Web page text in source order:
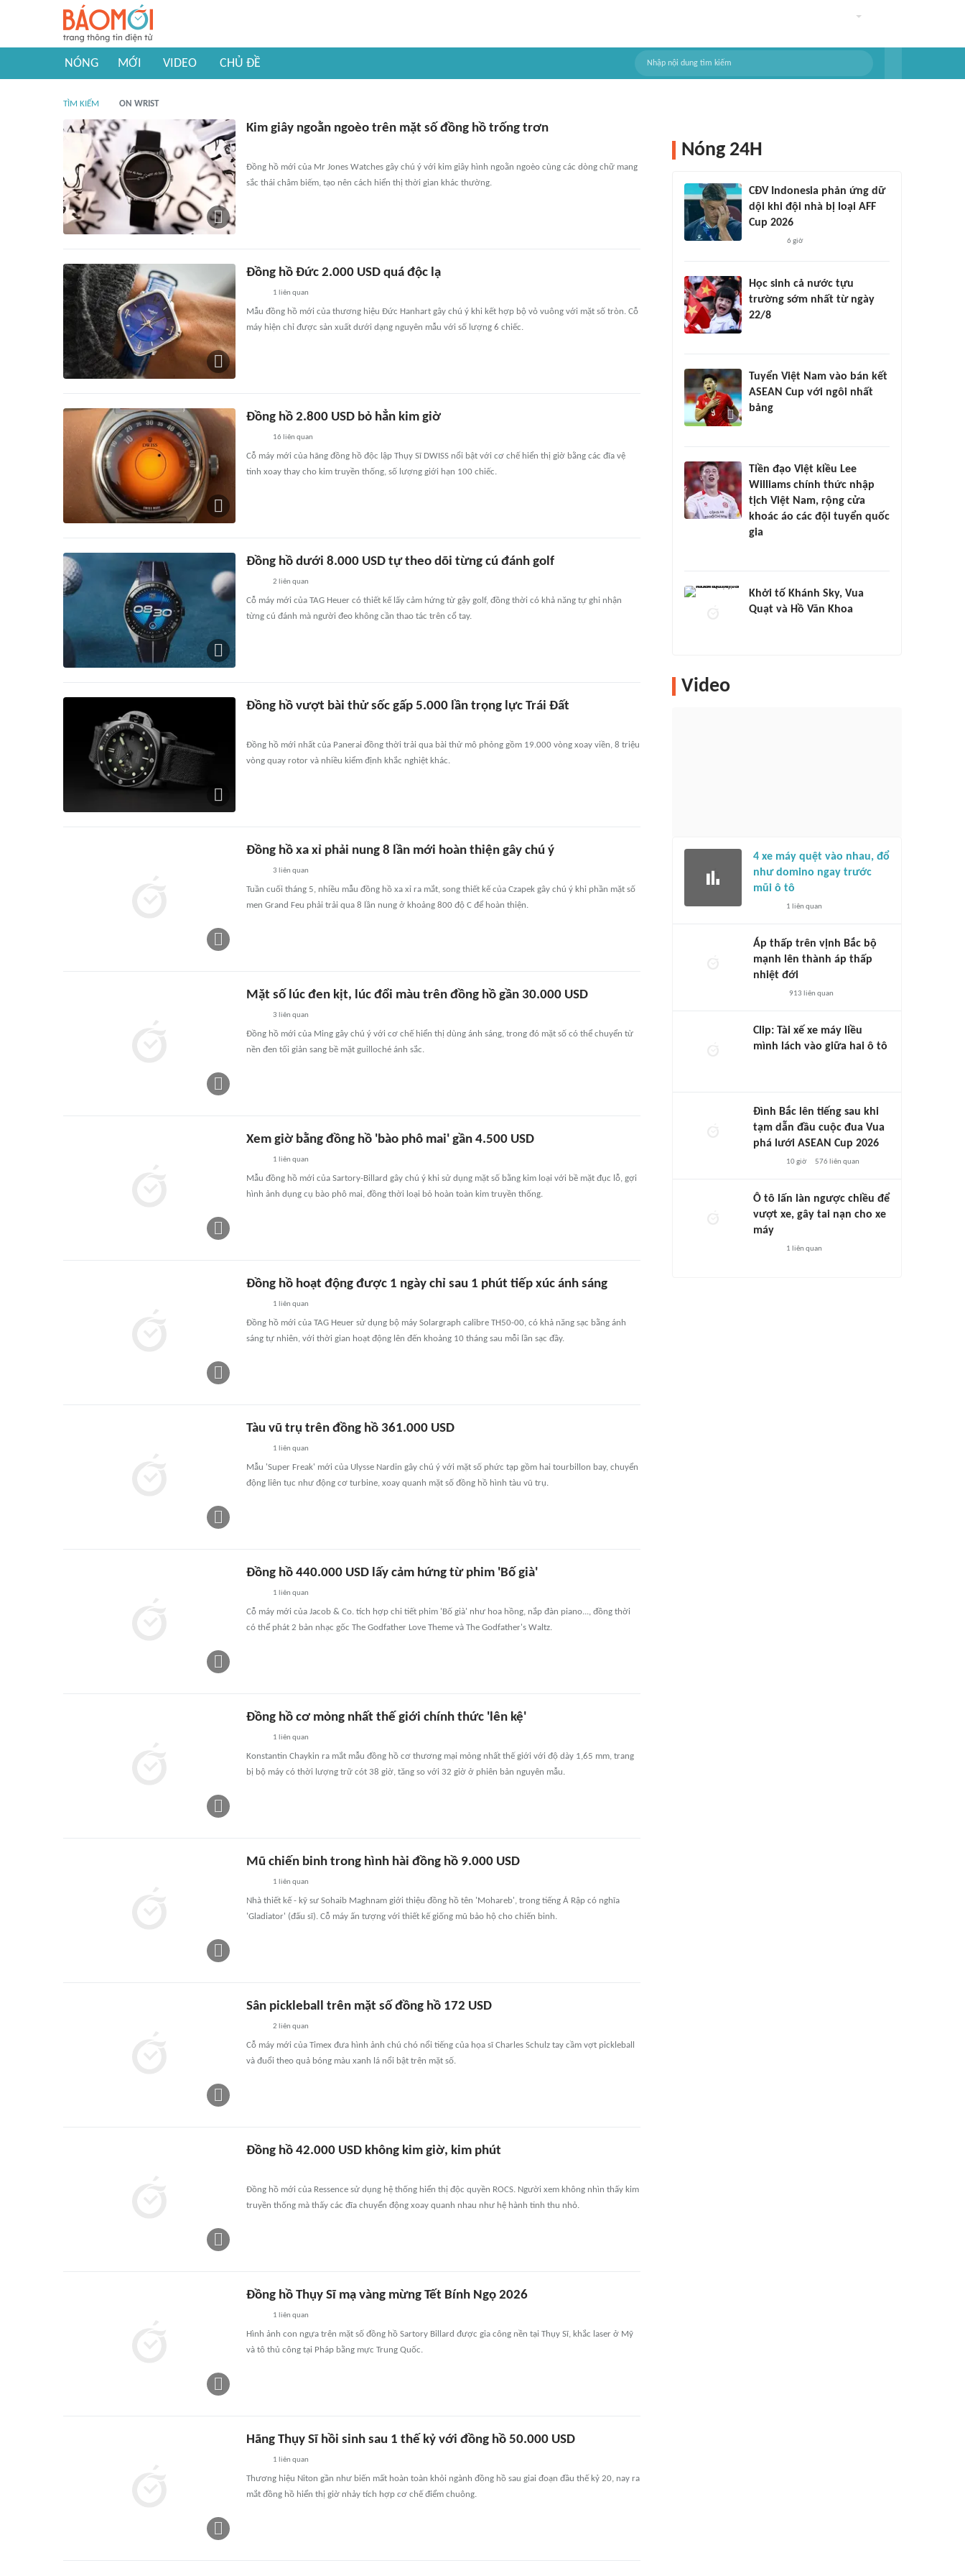
NÓNG MỚI VIDEO CHỦ ĐỀ
TÌM KIẾM ON WRIST
Kim giây ngoằn ngoèo trên mặt số đồng hồ trống trơn
Đồng hồ mới của Mr Jones Watches gây chú ý với kim giây hình ngoằn ngoèo cùng các dòng chữ mang
sắc thái châm biếm, tạo nên cách hiển thị thời gian khác thường.
Đồng hồ Đức 2.000 USD quá độc lạ
1 liên quan
Mẫu đồng hồ mới của thương hiệu Đức Hanhart gây chú ý khi kết hợp bộ vỏ vuông với mặt số tròn. Cỗ
máy hiện chỉ được sản xuất dưới dạng nguyên mẫu với số lượng 6 chiếc.
Đồng hồ 2.800 USD bỏ hẳn kim giờ
16 liên quan
Cỗ máy mới của hãng đồng hồ độc lập Thụy Sĩ DWISS nổi bật với cơ chế hiển thị giờ bằng các đĩa vệ
tinh xoay thay cho kim truyền thống, số lượng giới hạn 100 chiếc.
Đồng hồ dưới 8.000 USD tự theo dõi từng cú đánh golf
2 liên quan
Cỗ máy mới của TAG Heuer có thiết kế lấy cảm hứng từ gậy golf, đồng thời có khả năng tự ghi nhận
từng cú đánh mà người đeo không cần thao tác trên cổ tay.
Đồng hồ vượt bài thử sốc gấp 5.000 lần trọng lực Trái Đất
Đồng hồ mới nhất của Panerai đồng thời trải qua bài thử mô phỏng gồm 19.000 vòng xoay viền, 8 triệu
vòng quay rotor và nhiều kiểm định khắc nghiệt khác.
Đồng hồ xa xỉ phải nung 8 lần mới hoàn thiện gây chú ý
3 liên quan
Tuần cuối tháng 5, nhiều mẫu đồng hồ xa xỉ ra mắt, song thiết kế của Czapek gây chú ý khi phần mặt số
men Grand Feu phải trải qua 8 lần nung ở khoảng 800 độ C để hoàn thiện.
Mặt số lúc đen kịt, lúc đổi màu trên đồng hồ gần 30.000 USD
3 liên quan
Đồng hồ mới của Ming gây chú ý với cơ chế hiển thị dùng ánh sáng, trong đó mặt số có thể chuyển từ
nền đen tối giản sang bề mặt guilloché ánh sắc.
Xem giờ bằng đồng hồ 'bào phô mai' gần 4.500 USD
1 liên quan
Mẫu đồng hồ mới của Sartory-Billard gây chú ý khi sử dụng mặt số bằng kim loại với bề mặt đục lỗ, gợi
hình ảnh dụng cụ bào phô mai, đồng thời loại bỏ hoàn toàn kim truyền thống.
Đồng hồ hoạt động được 1 ngày chỉ sau 1 phút tiếp xúc ánh sáng
1 liên quan
Đồng hồ mới của TAG Heuer sử dụng bộ máy Solargraph calibre TH50-00, có khả năng sạc bằng ánh
sáng tự nhiên, với thời gian hoạt động lên đến khoảng 10 tháng sau mỗi lần sạc đầy.
Tàu vũ trụ trên đồng hồ 361.000 USD
1 liên quan
Mẫu 'Super Freak' mới của Ulysse Nardin gây chú ý với mặt số phức tạp gồm hai tourbillon bay, chuyển
động liên tục như động cơ turbine, xoay quanh mặt số đồng hồ hình tàu vũ trụ.
Đồng hồ 440.000 USD lấy cảm hứng từ phim 'Bố già'
1 liên quan
Cỗ máy mới của Jacob & Co. tích hợp chi tiết phim 'Bố già' như hoa hồng, nắp đàn piano..., đồng thời
có thể phát 2 bản nhạc gốc The Godfather Love Theme và The Godfather's Waltz.
Đồng hồ cơ mỏng nhất thế giới chính thức 'lên kệ'
1 liên quan
Konstantin Chaykin ra mắt mẫu đồng hồ cơ thương mại mỏng nhất thế giới với độ dày 1,65 mm, trang
bị bộ máy có thời lượng trữ cót 38 giờ, tăng so với 32 giờ ở phiên bản nguyên mẫu.
Mũ chiến binh trong hình hài đồng hồ 9.000 USD
1 liên quan
Nhà thiết kế - kỹ sư Sohaib Maghnam giới thiệu đồng hồ tên 'Mohareb', trong tiếng Ả Rập có nghĩa
'Gladiator' (đấu sĩ). Cỗ máy ấn tượng với thiết kế giống mũ bảo hộ cho chiến binh.
Sân pickleball trên mặt số đồng hồ 172 USD
2 liên quan
Cỗ máy mới của Timex đưa hình ảnh chú chó nổi tiếng của họa sĩ Charles Schulz tay cầm vợt pickleball
và đuổi theo quả bóng màu xanh lá nổi bật trên mặt số.
Đồng hồ 42.000 USD không kim giờ, kim phút
Đồng hồ mới của Ressence sử dụng hệ thống hiển thị độc quyền ROCS. Người xem không nhìn thấy kim
truyền thống mà thấy các đĩa chuyển động xoay quanh nhau như hệ hành tinh thu nhỏ.
Đồng hồ Thụy Sĩ mạ vàng mừng Tết Bính Ngọ 2026
1 liên quan
Hình ảnh con ngựa trên mặt số đồng hồ Sartory Billard được gia công nền tại Thụy Sĩ, khắc laser ở Mỹ
và tô thủ công tại Pháp bằng mực Trung Quốc.
Hãng Thụy Sĩ hồi sinh sau 1 thế kỷ với đồng hồ 50.000 USD
1 liên quan
Thương hiệu Niton gần như biến mất hoàn toàn khỏi ngành đồng hồ sau giai đoạn đầu thế kỷ 20, nay ra
mắt đồng hồ hiển thị giờ nhảy tích hợp cơ chế điểm chuông.
Nóng 24H
CĐV Indonesia phản ứng dữ
dội khi đội nhà bị loại AFF
Cup 2026
6 giờ
Học sinh cả nước tựu
trường sớm nhất từ ngày
22/8
Tuyển Việt Nam vào bán kết
ASEAN Cup với ngôi nhất
bảng
Tiền đạo Việt kiều Lee
Williams chính thức nhập
tịch Việt Nam, rộng cửa
khoác áo các đội tuyển quốc
gia
Khởi tố Khánh Sky, Vua
Quạt và Hồ Văn Khoa
Video
4 xe máy quệt vào nhau, đổ
như domino ngay trước
mũi ô tô
1 liên quan
Áp thấp trên vịnh Bắc bộ
mạnh lên thành áp thấp
nhiệt đới
913 liên quan
Clip: Tài xế xe máy liều
mình lách vào giữa hai ô tô
Đình Bắc lên tiếng sau khi
tạm dẫn đầu cuộc đua Vua
phá lưới ASEAN Cup 2026
10 giờ 576 liên quan
Ô tô lấn làn ngược chiều để
vượt xe, gây tai nạn cho xe
máy
1 liên quan